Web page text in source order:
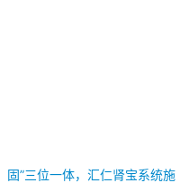
固”三位一体，汇仁肾宝系统施